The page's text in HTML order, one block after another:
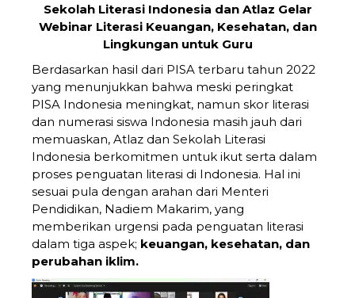
Sekolah Literasi Indonesia dan Atlaz Gelar
Webinar Literasi Keuangan, Kesehatan, dan
Lingkungan untuk Guru
Berdasarkan hasil dari PISA terbaru tahun 2022
yang menunjukkan bahwa meski peringkat
PISA Indonesia meningkat, namun skor literasi
dan numerasi siswa Indonesia masih jauh dari
memuaskan, Atlaz dan Sekolah Literasi
Indonesia berkomitmen untuk ikut serta dalam
proses penguatan literasi di Indonesia. Hal ini
sesuai pula dengan arahan dari Menteri
Pendidikan, Nadiem Makarim, yang
memberikan urgensi pada penguatan literasi
dalam tiga aspek; keuangan, kesehatan, dan
perubahan iklim.